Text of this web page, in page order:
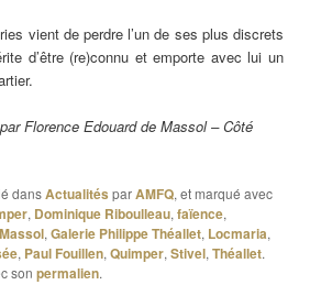
vient de perdre l’un de ses plus discrets
d’être (re)connu et emporte avec lui un
Florence Edouard de Massol – Côté
dansActualités parAMFQ, et marqué avec
, Dominique Riboulleau,faïence,
,Galerie Philippe Théallet, Locmaria,
, Paul Fouillen,Quimper,Stivel,Théallet.
sonpermalien.